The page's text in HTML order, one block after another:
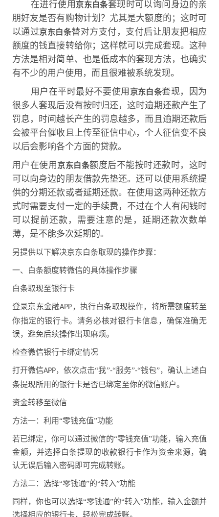
在进行使用京东白条套现时可以询问身边的亲
朋好友是否有购物计划？尤其是大额度的；这时可
以通过京东白条替对方支付，支付后让朋友把相应
额度的钱直接转给你；这样就可以完成套现。这种
方法是相对简单、也是低成本的套现方法，也确实
有不少的用户使用，而且很难被系统发现。
用户在平时最好不要使用京东白条套现，因为
很多人套现后没有按时归还，这时逾期还款产生了
罚息，时间越长产生的罚息越多，而且逾期还款后
会被平台催收且上传至征信中心，个人征信变不良
以后会影响各个方面的贷款。
用户在使用京东白条额度后不能按时还款时，这时
可以向身边的朋友借款先垫还。还可以使用系统提
供的分期还款或者延期还款。在使用这两种还款方
式时需要支付一定的手续费，不过在个人有闲钱时
可以提前还款，需要注意的是，延期还款次数单
薄，是不能多次延期的。
另提供以下解决京东白条取现的操作步骤：
一、白条额度转微信的具体操作步骤
白条取现至银行卡
登录京东金融APP，执行白条取现操作，将所需额度转至
你指定的银行卡。请务必核对银行卡信息，确保准确无
误，避免后续操作出现麻烦。
检查微信银行卡绑定情况
打开微信APP，依次点击“我”-“服务”-“钱包”，确认上述白
条提现所用的银行卡是否已绑定至你的微信账户。
资金转移至微信
方法一：利用“零钱充值”功能
若已绑定，你可以通过微信的“零钱充值”功能，输入充值
金额，并选择白条提现的收款银行卡作为资金来源，确
认无误后输入密码即可完成转账。
方法二：选择“零钱通”的“转入”功能
同样，你也可以选择“零钱通”的“转入”功能，输入金额并
选择相应的银行卡，轻松完成转账。